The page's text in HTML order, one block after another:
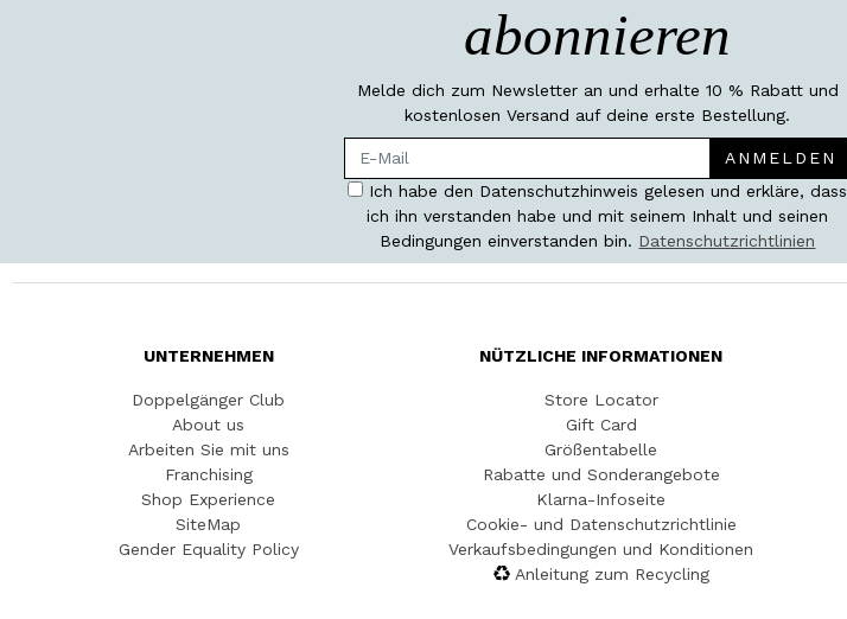
abonnieren
Melde dich zum Newsletter an und erhalte 10 % Rabatt und
kostenlosen Versand auf deine erste Bestellung.
ANMELDEN
Ich habe den Datenschutzhinweis gelesen und erkläre, dass
ich ihn verstanden habe und mit seinem Inhalt und seinen
Bedingungen einverstanden bin. Datenschutzrichtlinien
UNTERNEHMEN
Doppelgänger Club
About us
Arbeiten Sie mit uns
Franchising
Shop Experience
SiteMap
Gender Equality Policy
NÜTZLICHE INFORMATIONEN
Store Locator
Gift Card
Größentabelle
Rabatte und Sonderangebote
Klarna-Infoseite
Cookie- und Datenschutzrichtlinie
Verkaufsbedingungen und Konditionen
Anleitung zum Recycling